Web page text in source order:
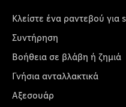
Κλείστε ένα ραντεβού για
Συντήρηση
Βοήθεια σε βλάβη ή ζημιά
Γνήσια ανταλλακτικά
Αξεσουάρ